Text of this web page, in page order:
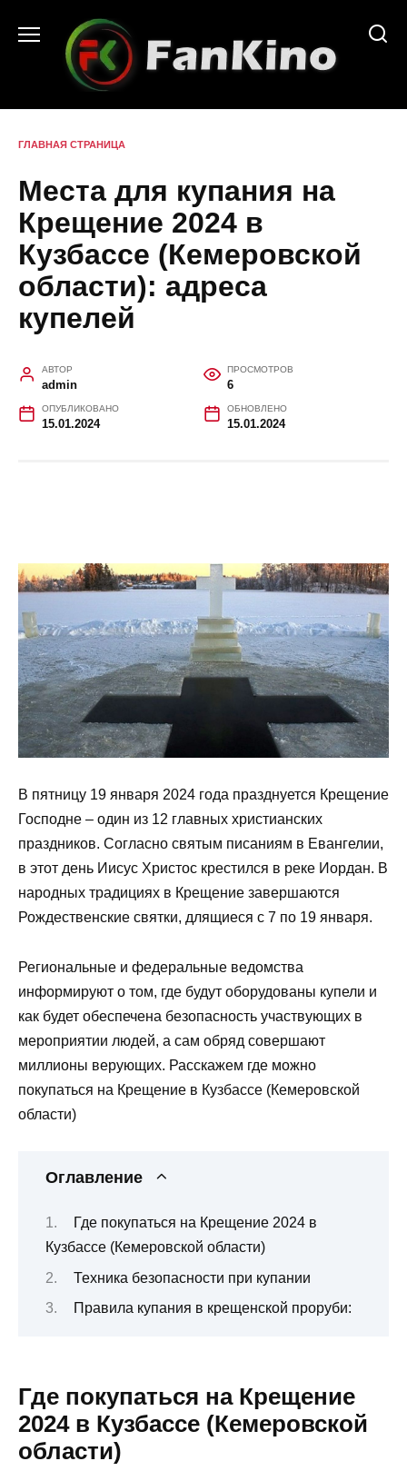
содержанию
ГЛАВНАЯ СТРАНИЦА
Места для купания на
Крещение 2024 в
Кузбассе (Кемеровской
области): адреса
купелей
АВТОР
admin
ПРОСМОТРОВ
6
ОПУБЛИКОВАНО
15.01.2024
ОБНОВЛЕНО
15.01.2024
В пятницу 19 января 2024 года празднуется Крещение
Господне – один из 12 главных христианских
праздников. Согласно святым писаниям в Евангелии,
в этот день Иисус Христос крестился в реке Иордан. В
народных традициях в Крещение завершаются
Рождественские святки, длящиеся с 7 по 19 января.
Региональные и федеральные ведомства
информируют о том, где будут оборудованы купели и
как будет обеспечена безопасность участвующих в
мероприятии людей, а сам обряд совершают
миллионы верующих. Расскажем где можно
покупаться на Крещение в Кузбассе (Кемеровской
области)
Оглавление
Где покупаться на Крещение 2024 в
Кузбассе (Кемеровской области)
Техника безопасности при купании
Правила купания в крещенской проруби:
Где покупаться на Крещение
2024 в Кузбассе (Кемеровской
области)